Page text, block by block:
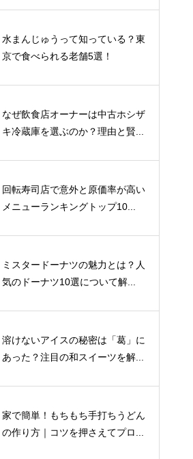
水まんじゅうって知っている？東
京で食べられる老舗5選！
なぜ飲食店オーナーは中古ホシザ
キ冷蔵庫を選ぶのか？理由と賢...
回転寿司店で意外と原価率が高い
メニューランキングトップ10...
ミスタードーナツの魅力とは？人
気のドーナツ10選について解...
溶けないアイスの秘密は「葛」に
あった？注目の和スイーツを解...
家で簡単！もちもち手打ちうどん
の作り方｜コツを押さえてプロ...